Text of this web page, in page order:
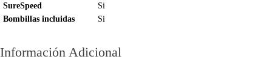
SureSpeed
Si
Bombillas incluidas
Si
Información Adicional